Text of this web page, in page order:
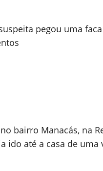
pegou uma
bairro Manacás, na
ido até a casa de uma